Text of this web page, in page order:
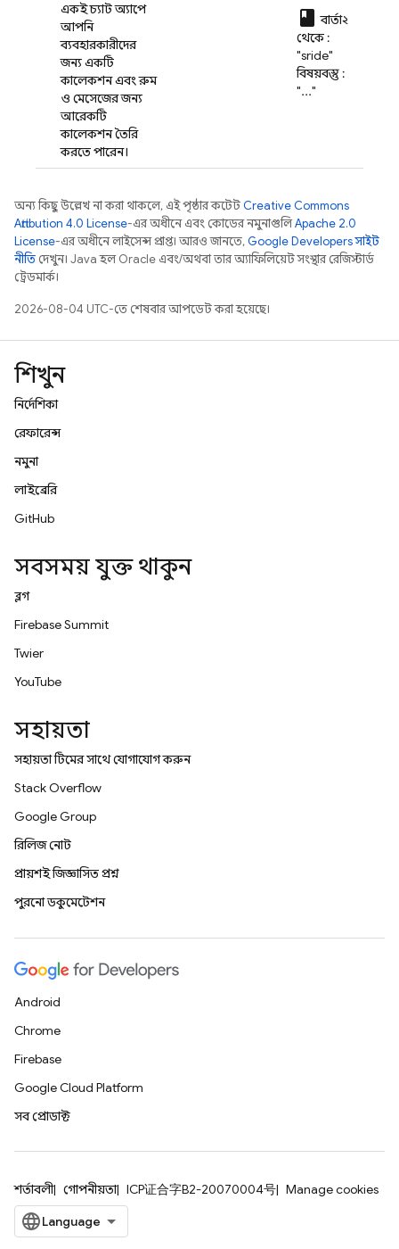
একই চ্যাট অ্যাপে
আপনি
ব্যবহারকারীদের
জন্য একটি
কালেকশন এবং রুম
ও মেসেজের জন্য
আরেকটি
কালেকশন তৈরি
করতে পারেন।
class
বার্তা২
থেকে :
"sride"
বিষয়বস্তু :
"..."
অন্য কিছু উল্লেখ না করা থাকলে, এই পৃষ্ঠার কন্টেন্টCreative Commons
Attribution 4.0 License-এর অধীনে এবং কোডের নমুনাগুলিApache 2.0
License-এর অধীনে লাইসেন্স প্রাপ্ত। আরও জানতে,Google Developers সাইট
নীতি দেখুন। Java হল Oracle এবং/অথবা তার অ্যাফিলিয়েট সংস্থার রেজিস্টার্ড
ট্রেডমার্ক।
2026-08-04 UTC-তে শেষবার আপডেট করা হয়েছে।
শিখুন
নির্দেশিকা
রেফারেন্স
নমুনা
লাইব্রেরি
GitHub
সবসময় যুক্ত থাকুন
ব্লগ
Firebase Summit
Twitter
YouTube
সহায়তা
সহায়তা টিমের সাথে যোগাযোগ করুন
Stack Overflow
Google Group
রিলিজ নোট
প্রায়শই জিজ্ঞাসিত প্রশ্ন
পুরনো ডকুমেন্টেশন
Android
Chrome
Firebase
Google Cloud Platform
সব প্রোডাক্ট
শর্তাবলী গোপনীয়তা ICP证合字B2-20070004号 Manage cookies